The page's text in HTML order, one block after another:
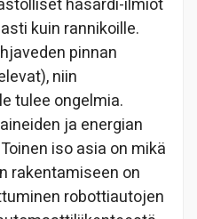
hasardi-ilmiöt
kuin rannikoille.
pinnan
niin
tulee ongelmia.
ja energian
iso asia on mikä
rakentamiseen on
robottiautojen